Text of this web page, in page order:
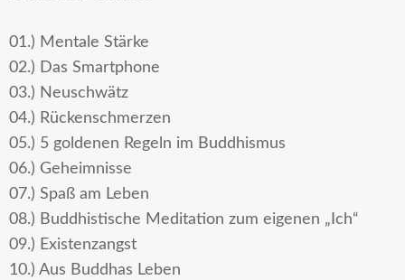
01.) Mentale Stärke
02.) Das Smartphone
03.) Neuschwätz
04.) Rückenschmerzen
05.) 5 goldenen Regeln im Buddhismus
06.) Geheimnisse
07.) Spaß am Leben
08.) Buddhistische Meditation zum eigenen „Ich“
09.) Existenzangst
10.) Aus Buddhas Leben